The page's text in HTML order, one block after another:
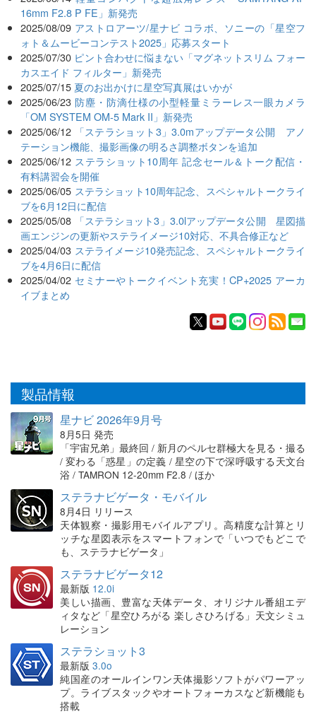
16mm F2.8 P FE」新発売
2025/08/09 アストロアーツ/星ナビ コラボ、ソニーの「星空フ
ォト＆ムービーコンテスト2025」応募スタート
2025/07/30 ピント合わせに悩まない「マグネットスリム フォー
カスエイド フィルター」新発売
2025/07/15 夏のお出かけに星空写真展はいかが
2025/06/23 防塵・防滴仕様の小型軽量ミラーレス一眼カメラ
「OM SYSTEM OM-5 Mark II」新発売
2025/06/12
「ステラショット3」3.0mアップデータ公開 アノ
テーション機能、撮影画像の明るさ調整ボタンを追加
2025/06/12 ステラショット10周年 記念セール＆トーク配信・
有料講習会を開催
2025/06/05 ステラショット10周年記念、スペシャルトークライ
ブを6月12日に配信
2025/05/08
「ステラショット3」3.0lアップデータ公開 星図描
画エンジンの更新やステライメージ10対応、不具合修正など
2025/04/03 ステライメージ10発売記念、スペシャルトークライ
ブを4月6日に配信
2025/04/02 セミナーやトークイベント充実！CP+2025 アーカ
イブまとめ
製品情報
星ナビ 2026年9月号
8月5日 発売
「宇宙兄弟」最終回 / 新月のペルセ群極大を見る・撮る
/ 変わる「惑星」の定義 / 星空の下で深呼吸する天文台
浴 / TAMRON 12-20mm F2.8 / ほか
ステラナビゲータ・モバイル
8月4日 リリース
天体観察・撮影用モバイルアプリ。高精度な計算とリ
ッチな星図表示をスマートフォンで「いつでもどこで
も、ステラナビゲータ」
ステラナビゲータ12
最新版 12.0i
美しい描画、豊富な天体データ、オリジナル番組エデ
ィタなど「星空ひろがる 楽しさひろげる」天文シミュ
レーション
ステラショット3
最新版 3.0o
純国産のオールインワン天体撮影ソフトがパワーアッ
プ。ライブスタックやオートフォーカスなど新機能も
搭載